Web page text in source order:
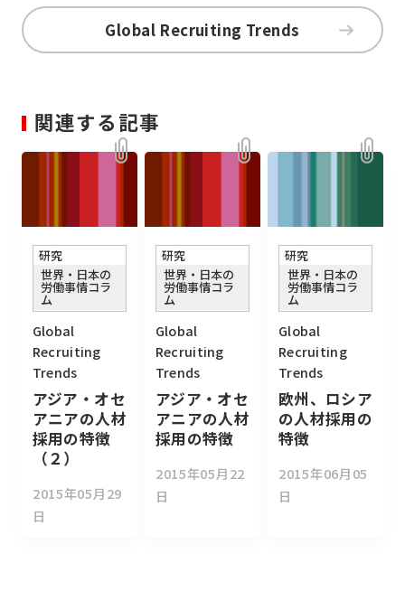
Global Recruiting Trends
関連する記事
研究
世界・日本の
労働事情コラ
ム
Global
Recruiting
Trends
アジア・オセ
アニアの人材
採用の特徴
（２）
2015年05月29
日
研究
世界・日本の
労働事情コラ
ム
Global
Recruiting
Trends
アジア・オセ
アニアの人材
採用の特徴
2015年05月22
日
研究
世界・日本の
労働事情コラ
ム
Global
Recruiting
Trends
欧州、ロシア
の人材採用の
特徴
2015年06月05
日